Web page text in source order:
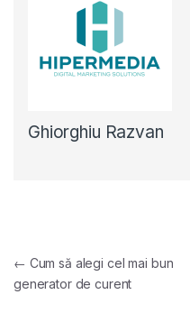
Ghiorghiu Razvan
Navigare în articole
← Cum să alegi cel mai bun
generator de curent